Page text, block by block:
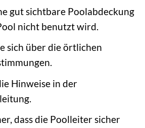
gut sichtbare Poolabdeckung
nicht benutzt wird.
sich über die örtlichen
Hinweise in der
dass die Poolleiter sicher